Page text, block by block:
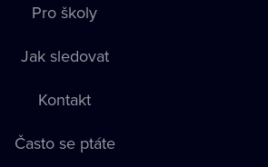
Pro školy
Jak sledovat
Kontakt
Často se ptáte